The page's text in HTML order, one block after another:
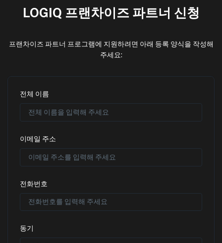
LOGIQ 프랜차이즈 파트너 신청
프랜차이즈 파트너 프로그램에 지원하려면 아래 등록 양식을 작성해
주세요:
전체 이름
이메일 주소
전화번호
동기